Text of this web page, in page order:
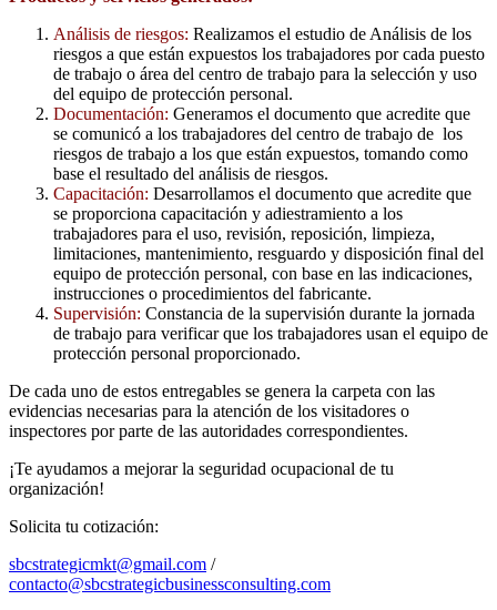
Análisis de riesgos: Realizamos el estudio de Análisis de los
riesgos a que están expuestos los trabajadores por cada puesto
de trabajo o área del centro de trabajo para la selección y uso
del equipo de protección personal.
Documentación: Generamos el documento que acredite que
se comunicó a los trabajadores del centro de trabajo de los
riesgos de trabajo a los que están expuestos, tomando como
base el resultado del análisis de riesgos.
Capacitación: Desarrollamos el documento que acredite que
se proporciona capacitación y adiestramiento a los
trabajadores para el uso, revisión, reposición, limpieza,
limitaciones, mantenimiento, resguardo y disposición final del
equipo de protección personal, con base en las indicaciones,
instrucciones o procedimientos del fabricante.
Supervisión: Constancia de la supervisión durante la jornada
de trabajo para verificar que los trabajadores usan el equipo de
protección personal proporcionado.
De cada uno de estos entregables se genera la carpeta con las
evidencias necesarias para la atención de los visitadores o
inspectores por parte de las autoridades correspondientes.
¡Te ayudamos a mejorar la seguridad ocupacional de tu
organización!
Solicita tu cotización:
sbcstrategicmkt@gmail.com /
contacto@sbcstrategicbusinessconsulting.com